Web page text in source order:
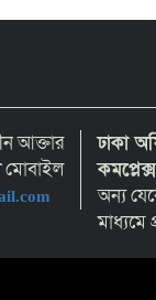
আক্তার
মোবাইল
ঢাকা
অন্য
মাধ্যমে